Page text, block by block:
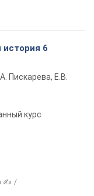
история 6
Пискарева, Е.В.
курс
✍